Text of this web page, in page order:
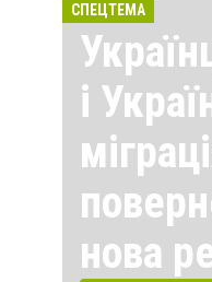
СПЕЦТЕМА
і
нова